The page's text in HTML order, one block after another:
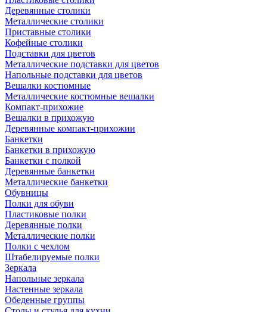
Деревянные столики
Металлические столики
Приставные столики
Кофейные столики
Подставки для цветов
Металлические подставки для цветов
Напольные подставки для цветов
Вешалки костюмные
Металлические костюмные вешалки
Компакт-прихожие
Вешалки в прихожую
Деревянные компакт-прихожии
Банкетки
Банкетки в прихожую
Банкетки с полкой
Деревянные банкетки
Металлические банкетки
Обувницы
Полки для обуви
Пластиковые полки
Деревянные полки
Металлические полки
Полки с чехлом
Штабелируемые полки
Зеркала
Напольные зеркала
Настенные зеркала
Обеденные группы